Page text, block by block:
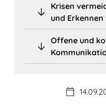
Krisen
und
Offene und